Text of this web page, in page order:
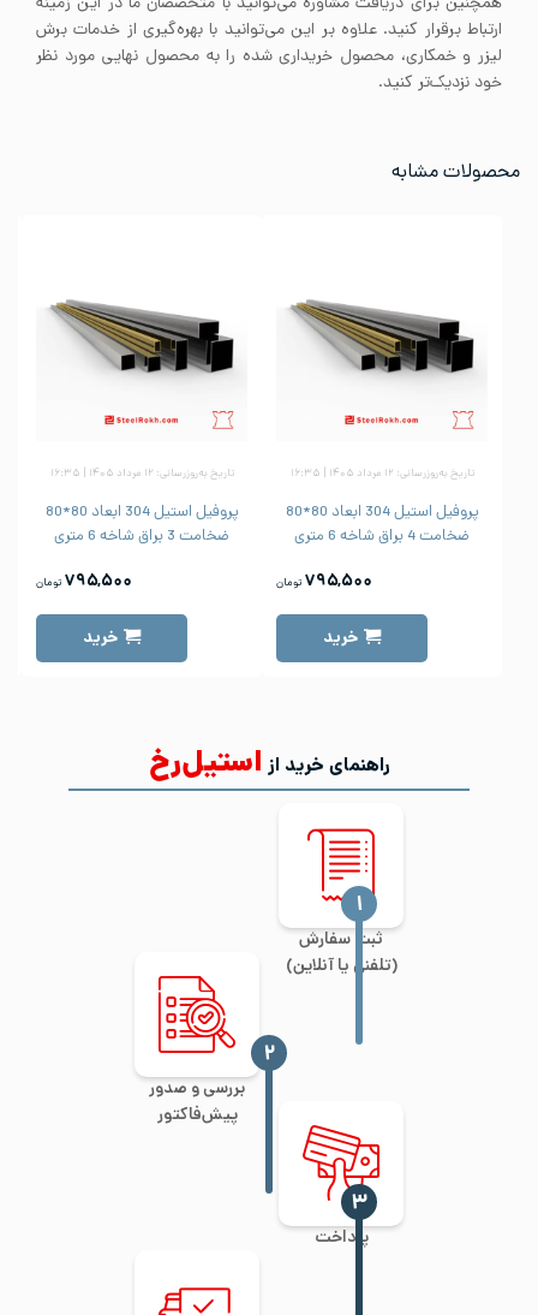
ارتباط برقرار کنید. علاوه بر این می‌توانید با بهره‌گیری از خدمات برش
لیزر و خمکاری، محصول خریداری شده را به محصول نهایی مورد نظر
خود نزدیک‌تر کنید.
محصولات مشابه
تاریخ به‌روزرسانی: ۱۲ مرداد ۱۴۰۵ | ۱۶:۳۵
پروفیل استیل 304 ابعاد 80*80
ضخامت 4 براق شاخه 6 متری
۷۹۵,۵۰۰ تومان
خرید
تاریخ به‌روزرسانی: ۱۲ مرداد ۱۴۰۵ | ۱۶:۳۵
پروفیل استیل 304 ابعاد 80*80
ضخامت 3 براق شاخه 6 متری
۷۹۵,۵۰۰ تومان
خرید
راهنمای خرید از استیل‌رخ
ثبت سفارش
(تلفنی یا آنلاین)
‍۱
بررسی و صدور
پیش‌فاکتور
‍۲
پرداخت
‍۳